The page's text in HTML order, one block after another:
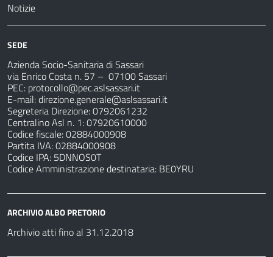
Notizie
SEDE
Azienda Socio-Sanitaria di Sassari
via Enrico Costa n. 57 – 07100 Sassari
PEC: protocollo@pec.aslsassari.it
E-mail:direzione.generale@aslsassari.it
Segreteria Direzione: 0792061232
Centralino Asl n. 1: 07920610000
Codice fiscale: 02884000908
Partita IVA: 02884000908
Codice IPA: 5DNNOS0T
Codice Amministrazione destinataria: BE0YRU
ARCHIVIO ALBO PRETORIO
Archivio atti fino al 31.12.2018